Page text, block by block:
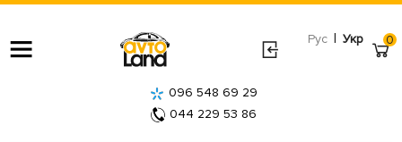
Рус | Укр
096 548 69 29
044 229 53 86
0